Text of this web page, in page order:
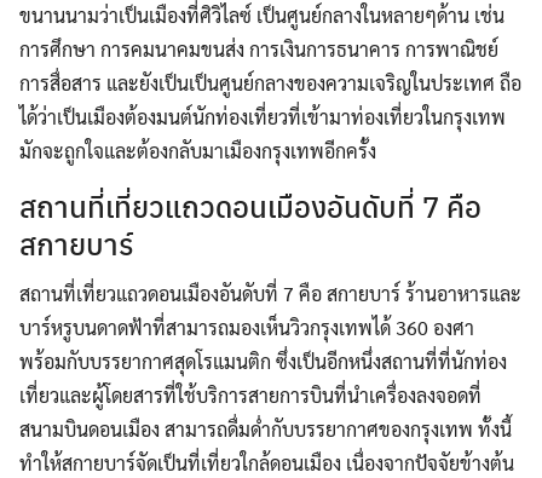
ขนานนามว่าเป็นเมืองที่ศิวิไลซ์ เป็นศูนย์กลางในหลายๆด้าน เช่น
การศึกษา การคมนาคมขนส่ง การเงินการธนาคาร การพาณิชย์
การสื่อสาร และยังเป็นเป็นศูนย์กลางของความเจริญในประเทศ ถือ
ได้ว่าเป็นเมืองต้องมนต์นักท่องเที่ยวที่เข้ามาท่องเที่ยวในกรุงเทพ
มักจะถูกใจและต้องกลับมาเมืองกรุงเทพอีกครั้ง
สถานที่เที่ยวแถวดอนเมืองอันดับที่ 7 คือ
สกายบาร์
สถานที่เที่ยวแถวดอนเมืองอันดับที่ 7 คือ สกายบาร์ ร้านอาหารและ
บาร์หรูบนดาดฟ้าที่สามารถมองเห็นวิวกรุงเทพได้ 360 องศา
พร้อมกับบรรยากาศสุดโรแมนติก ซึ่งเป็นอีกหนึ่งสถานที่ที่นักท่อง
เที่ยวและผู้โดยสารที่ใช้บริการสายการบินที่นำเครื่องลงจอดที่
สนามบินดอนเมือง สามารถดื่มด่ำกับบรรยากาศของกรุงเทพ ทั้งนี้
ทำให้สกายบาร์จัดเป็นที่เที่ยวใกล้ดอนเมือง เนื่องจากปัจจัยข้างต้น